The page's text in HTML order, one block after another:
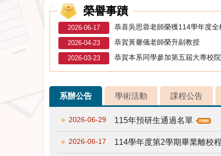
::: 榮譽事蹟
2026-06-17 恭喜吳思蓉老師榮獲114學年度全
2026-04-23 恭賀黃馨儀老師榮升副教授
2026-03-23 恭賀本系同學參加第五屆大專校
系辦公告 學術活動 課程公告
2026-06-29 115年預研生通過名單
2026-06-17 114學年度第2學期畢業離校